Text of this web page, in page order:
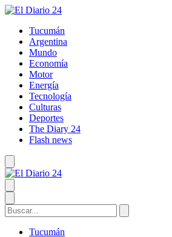
Tucumán
Argentina
Mundo
Economía
Motor
Energía
Tecnología
Culturas
Deportes
The Diary 24
Flash news
Tucumán